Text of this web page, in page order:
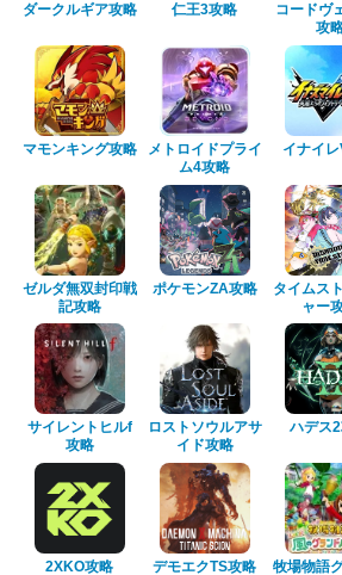
ダークルギア攻略 仁王3攻略
コードヴ
攻
マモンキング攻略
メトロイドプライ
ム4攻略
イナイ
ゼルダ無双封印戦
記攻略
ポケモンZA攻略
タイムス
ャー
サイレントヒルf
攻略
ロストソウルアサ
イド攻略
ハデス
2XKO攻略 デモエクTS攻略
牧場物語